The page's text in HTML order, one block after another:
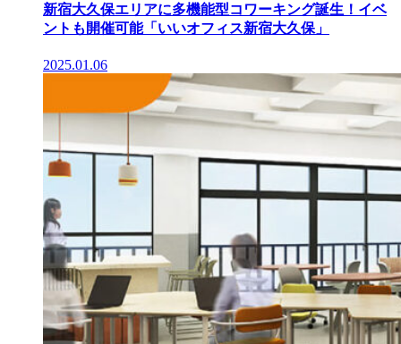
新宿大久保エリアに多機能型コワーキング誕生！イベ
ントも開催可能「いいオフィス新宿大久保」
2025.01.06